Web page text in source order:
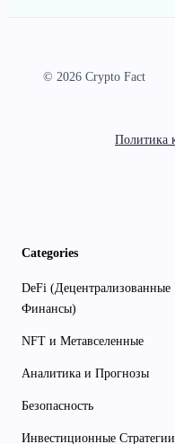
© 2026 Crypto Fact
Политика
Categories
DeFi (Децентрализованные
Финансы)
NFT и Метавселенные
Аналитика и Прогнозы
Безопасность
Инвестиционные Стратегии